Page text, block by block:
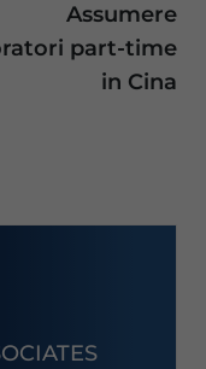
Assumere
part-time
in Cina